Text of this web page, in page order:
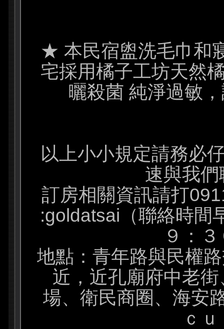
★ 本民宿盥洗毛巾和
宅採用橘子工坊天然
曬殺菌 純淨過敏
以上小小規定請務必
速與我
訂房相關資訊請打
:goldatsai（聯絡時間
９：
地點：青年路與民權
近，近孔廟府中老
場、衛民商圈、海安
ｃ